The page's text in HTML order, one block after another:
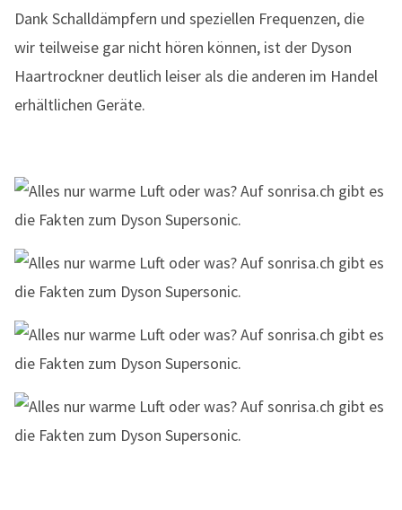
Dank Schalldämpfern und speziellen Frequenzen, die
wir teilweise gar nicht hören können, ist der Dyson
Haartrockner deutlich leiser als die anderen im Handel
erhältlichen Geräte.